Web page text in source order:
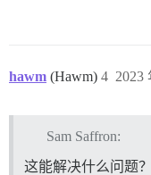
hawm (Hawm) 2023
4
Sam Saffron:
这能解决什么问题？